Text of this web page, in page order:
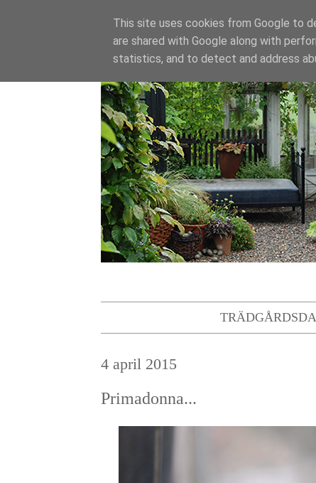
4 april 2015
Primadonna...
This site uses cookies from Google to
are shared with Google along with
statistics, and to detect and address